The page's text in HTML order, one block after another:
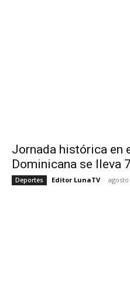
Jornada histórica en
Dominicana se lleva
Deportes Editor LunaTV - agosto